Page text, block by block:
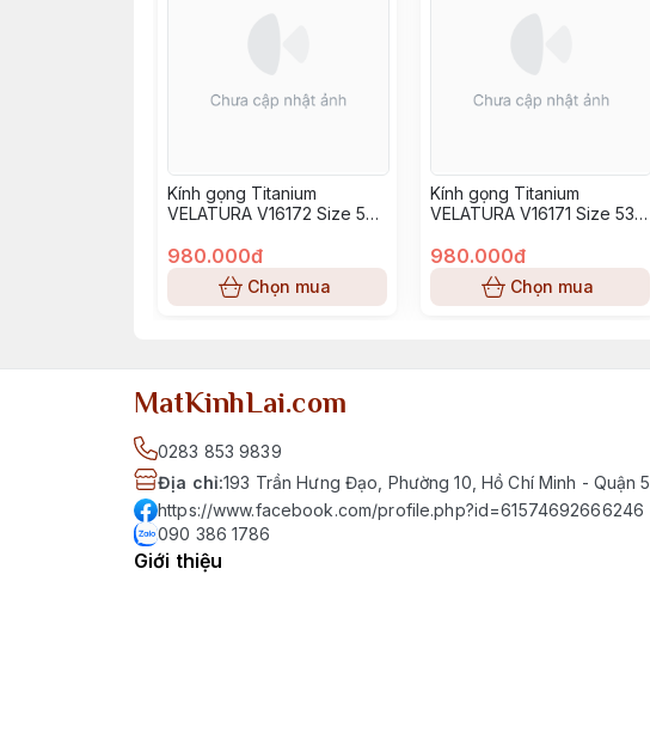
Kính gọng Titanium
VELATURA V16172 Size 52-
980.000đ
Chọn mua
Kính gọng Titanium
VELATURA V16171 Size 53-
980.000đ
Chọn mua
MatKinhLai.com
0283 853 9839
Địa chỉ:193 Trần Hưng Đạo, Phường 10, Hồ Chí Minh - Quận 5
https://www.facebook.com/profile.php?id=61574692666246
090 386 1786
Giới thiệu